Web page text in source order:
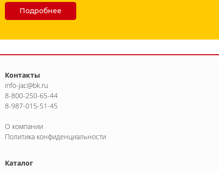
Подробнее
Контакты
info-jac@bk.ru
8-800-250-65-44
8-987-015-51-45
О компании
Политика конфиденциальности
Каталог